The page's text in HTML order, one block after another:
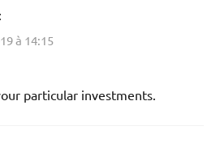
à 14:15
particular investments.